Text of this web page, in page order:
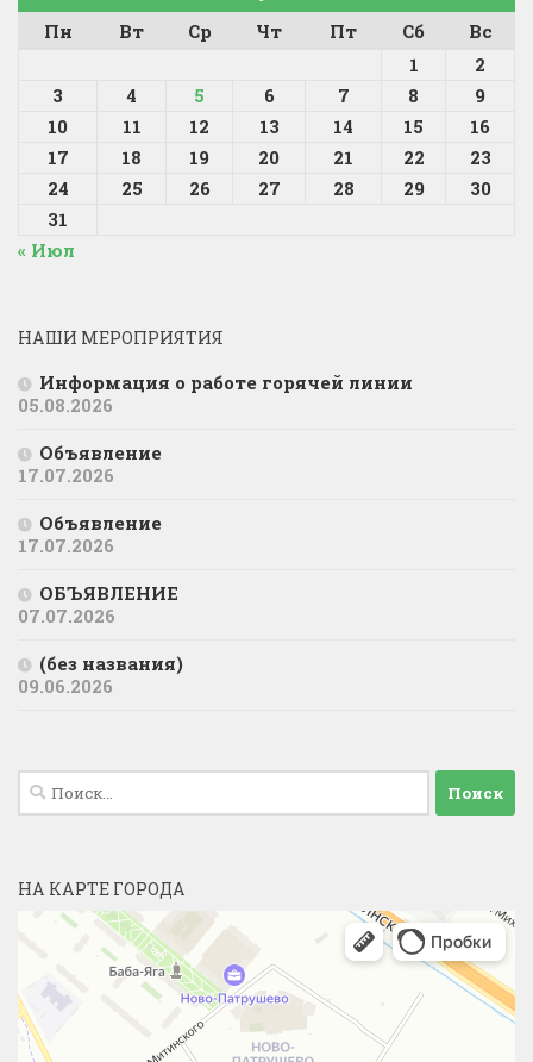
Пн
Вт Ср Чт Пт Сб
Вс
1
2
3
4 5 6 7 8
9
10
11 12 13 14 15
16
17
18 19 20 21 22
23
24
25 26 27 28 29
30
31
« Июл
НАШИ МЕРОПРИЯТИЯ
Информация о работе горячей линии
05.08.2026
Объявление
17.07.2026
Объявление
17.07.2026
ОБЪЯВЛЕНИЕ
07.07.2026
(без названия)
09.06.2026
Найти:
НА КАРТЕ ГОРОДА